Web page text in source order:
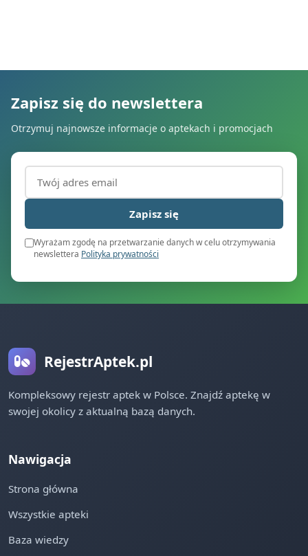
Zapisz się do newslettera
Otrzymuj najnowsze informacje o aptekach i promocjach
Adres email (wymagany)
Zapisz się
Wyrażam zgodę na przetwarzanie danych w celu otrzymywania
newslettera Polityka prywatności
RejestrAptek.pl
Kompleksowy rejestr aptek w Polsce. Znajdź aptekę w
swojej okolicy z aktualną bazą danych.
Nawigacja
Strona główna
Wszystkie apteki
Baza wiedzy